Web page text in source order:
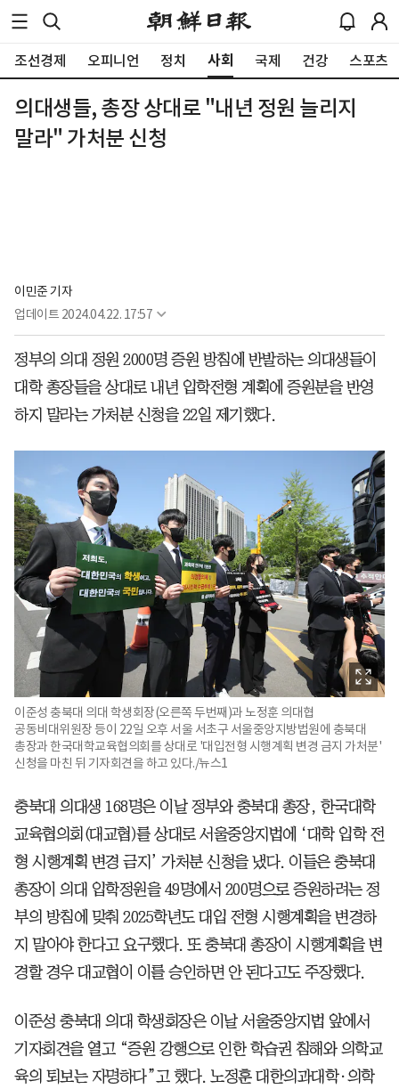
조선경제 오피니언 정치 사회 국제 건강 스포츠
의대생들, 총장 상대로 "내년 정원 늘리지
말라" 가처분 신청
이민준 기자
업데이트 2024.04.22. 17:57
정부의 의대 정원 2000명 증원 방침에 반발하는 의대생들이
대학 총장들을 상대로 내년 입학전형 계획에 증원분을 반영
하지 말라는 가처분 신청을 22일 제기했다.
이준성 충북대 의대 학생회장(오른쪽 두번째)과 노정훈 의대협
공동비대위원장 등이 22일 오후 서울 서초구 서울중앙지방법원에 충북대
총장과 한국대학교육협의회를 상대로 '대입전형 시행계획 변경 금지 가처분'
신청을 마친 뒤 기자회견을 하고 있다./뉴스1
충북대 의대생 168명은 이날 정부와 충북대 총장, 한국대학
교육협의회(대교협)를 상대로 서울중앙지법에 ‘대학 입학 전
형 시행계획 변경 금지’ 가처분 신청을 냈다. 이들은 충북대
총장이 의대 입학정원을 49명에서 200명으로 증원하려는 정
부의 방침에 맞춰 2025학년도 대입 전형 시행계획을 변경하
지 말아야 한다고 요구했다. 또 충북대 총장이 시행계획을 변
경할 경우 대교협이 이를 승인하면 안 된다고도 주장했다.
이준성 충북대 의대 학생회장은 이날 서울중앙지법 앞에서
기자회견을 열고 “증원 강행으로 인한 학습권 침해와 의학교
육의 퇴보는 자명하다”고 했다. 노정훈 대한의과대학·의학